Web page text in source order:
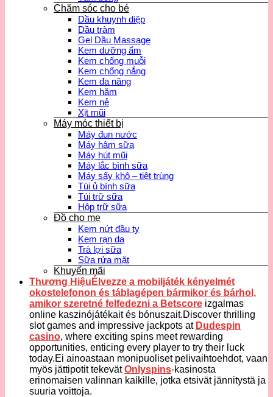
Chăm sóc cho bé
Dầu khuynh diệp
Dầu tràm
Gel Dầu Massage
Kem dưỡng ẩm
Kem chống muỗi
Kem chống nắng
Kem đa năng
Kem hăm
Kem nẻ
Xịt mũi
Máy móc thiết bị
Máy đun nước
Máy hâm sữa
Máy hút mũi
Máy lắc bình sữa
Máy sấy khô – tiệt trùng
Túi ủ bình sữa
Túi trữ sữa
Hộp trữ sữa
Đồ cho mẹ
Kem nứt đầu ty
Kem rạn da
Trà lợi sữa
Sữa rửa mặt
Khuyến mãi
Thương HiệuÉlvezze a mobiljáték kényelmét
okostelefonon és táblagépen bármikor és bárhol,
amikor szeretné felfedezni a Betscore izgalmas
online kaszinójátékait és bónuszait.Discover thrilling
slot games and impressive jackpots at Dudespin
casino, where exciting spins meet rewarding
opportunities, enticing every player to try their luck
today.Ei ainoastaan monipuoliset pelivaihtoehdot, vaan
myös jättipotit tekevätOnlyspins-kasinosta
erinomaisen valinnan kaikille, jotka etsivät jännitystä ja
suuria voittoja.